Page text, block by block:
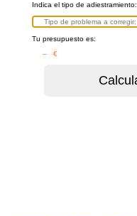
Indica el tipo de adiestramiento:
Tu presupuesto es:
– €